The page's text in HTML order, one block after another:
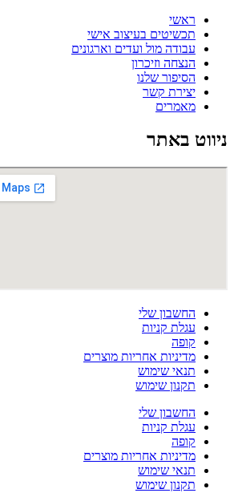
ראשי
תכשיטים בעיצוב אישי
עבודה מול ועדים וארגונים
הנצחה וזיכרון
הסיפור שלנו
יצירת קשר
מאמרים
ניווט באתר
החשבון שלי
עגלת קניות
קופה
מדיניות אחריות מוצרים
תנאי שימוש
תקנון שימוש
החשבון שלי
עגלת קניות
קופה
מדיניות אחריות מוצרים
תנאי שימוש
תקנון שימוש